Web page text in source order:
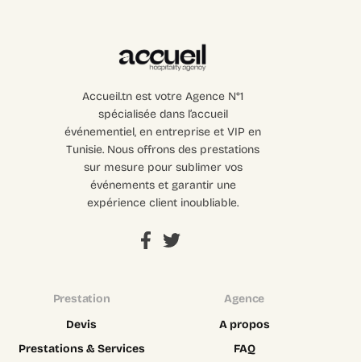
Accueil.tn est votre Agence N°1
spécialisée dans l’accueil
événementiel, en entreprise et VIP en
Tunisie. Nous offrons des prestations
sur mesure pour sublimer vos
événements et garantir une
expérience client inoubliable.
Prestation
Devis
Prestations & Services
Agence
A propos
FAQ